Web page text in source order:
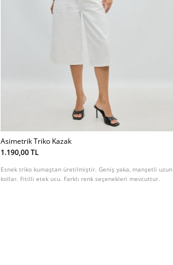
Asimetrik Triko Kazak
1.190,00 TL
Esnek triko kumaştan üretilmiştir. Geniş yaka, manşetli uzun
kollar. Fitilli etek ucu. Farklı renk seçenekleri mevcuttur.